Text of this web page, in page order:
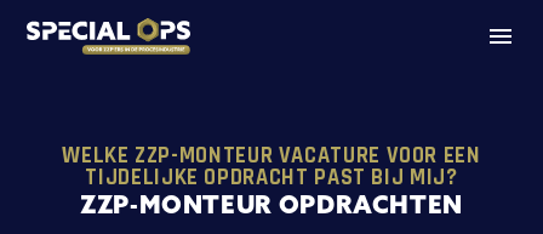
WELKE ZZP-MONTEUR VACATURE VOOR EEN
TIJDELIJKE OPDRACHT PAST BIJ MIJ?
ZZP-MONTEUR OPDRACHTEN